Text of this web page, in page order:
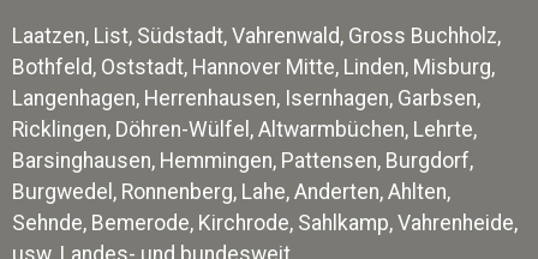
Laatzen, List, Südstadt, Vahrenwald, Gross Buchholz,
Bothfeld, Oststadt, Hannover Mitte, Linden, Misburg,
Langenhagen, Herrenhausen, Isernhagen, Garbsen,
Ricklingen, Döhren-Wülfel, Altwarmbüchen, Lehrte,
Barsinghausen, Hemmingen, Pattensen, Burgdorf,
Burgwedel, Ronnenberg, Lahe, Anderten, Ahlten,
Sehnde, Bemerode, Kirchrode, Sahlkamp, Vahrenheide,